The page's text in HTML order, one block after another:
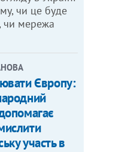
чи це буде
чи мережа
Європу:
участь в